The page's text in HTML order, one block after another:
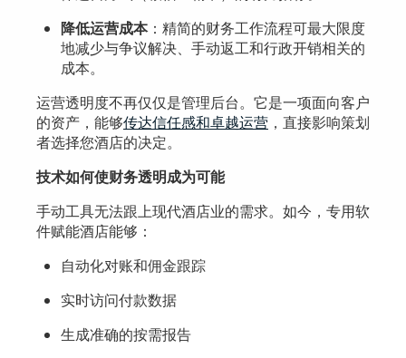
降低运营成本：精简的财务工作流程可最大限度
地减少与争议解决、手动返工和行政开销相关的
成本。
运营透明度不再仅仅是管理后台。它是一项面向客户
的资产，能够传达信任感和卓越运营 ，直接影响策划
者选择您酒店的决定。
技术如何使财务透明成为可能
手动工具无法跟上现代酒店业的需求。如今，专用软
件赋能酒店能够：
自动化对账和佣金跟踪
实时访问付款数据
生成准确的按需报告